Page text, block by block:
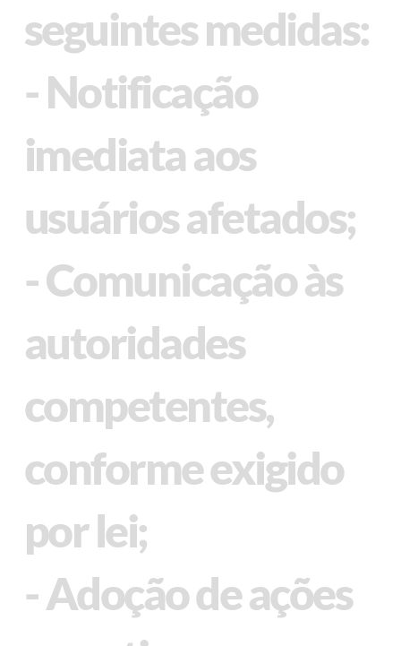
seguintes medidas:
- Notificação
imediata aos
usuários afetados;
- Comunicação às
autoridades
competentes,
conforme exigido
por lei;
- Adoção de ações